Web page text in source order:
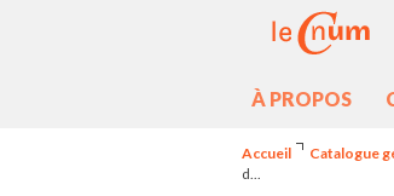
À PROPOS
Accueil Catalogue
d...